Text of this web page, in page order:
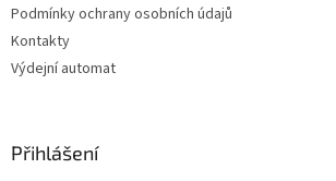
Podmínky ochrany osobních údajů
Kontakty
Výdejní automat
Přihlášení